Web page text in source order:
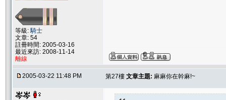
等級:騎士
文章: 54
註冊時間: 2005-03-16
最近來訪: 2008-11-14
離線
2005-03-22 11:48 PM 第27樓 文章主題: 麻麻你在幹麻!~
岑岑